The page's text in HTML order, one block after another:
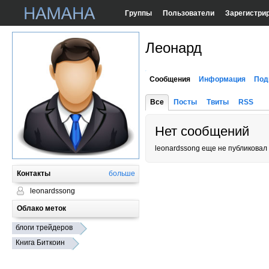
Группы Пользователи
Контакты больше
leonardssong
Облако меток
блоги трейдеров
Книга Биткоин
Леонард
Сообщения Информация
Все Посты Твиты RSS
Нет сообщений
leonardssong еще не